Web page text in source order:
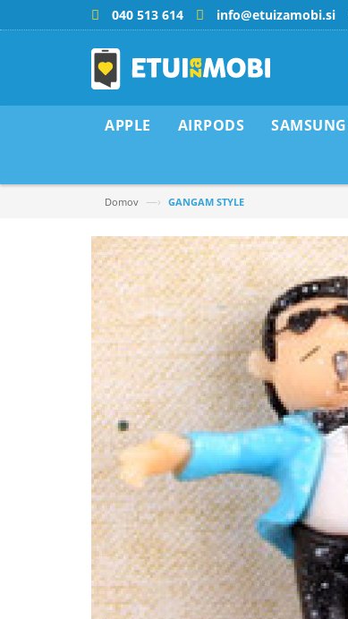
040 513 614 info@etuizamobi.si
APPLE AIRPODS SAMSUNG
Domov —› GANGAM STYLE